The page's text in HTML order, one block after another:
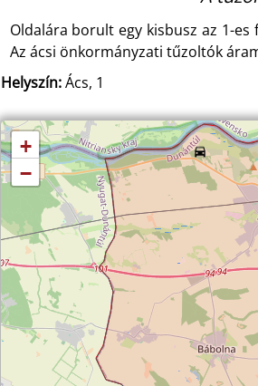
Oldalára borult egy kisbusz az 1-
Az ácsi önkormányzati tűzoltók
Helyszín:Ács, 1
+
−